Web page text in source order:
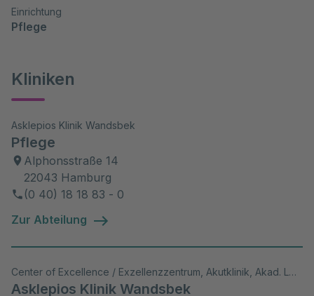
Einrichtung
Pflege
Kliniken
Asklepios Klinik Wandsbek
Pflege
Alphonsstraße 14
22043 Hamburg
(0 40) 18 18 83 - 0
Zur Abteilung
Center of Excellence / Exzellenzzentrum, Akutklinik, Akad. Lehrkrankenhaus, Wiss. Aktivitäten
Asklepios Klinik Wandsbek